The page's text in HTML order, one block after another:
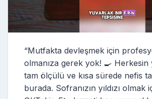
“Mutfakta devleşmek için
olmanıza gerek yok! 🍳 Herkesin
tam ölçülü ve kısa sürede nefis
burada. Sofranızın yıldızı olmak